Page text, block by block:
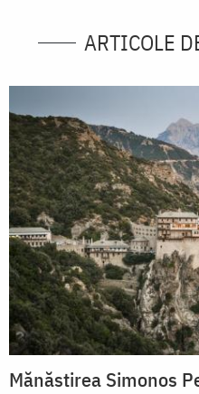
ARTICOLE
Mănăstirea Simonos